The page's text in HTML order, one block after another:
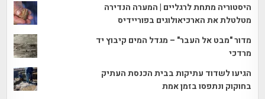
היסטוריה מתחת לרגליים | המערה הנדירה
מטלטלת את הארכיאולוגים בפוריידיס
מדור "מבט אל העבר" – מגדל המים קיבוץ יד
מרדכי
הגיעו לשדוד עתיקות בבית הכנסת העתיק
בחוקוק ונתפסו בזמן אמת